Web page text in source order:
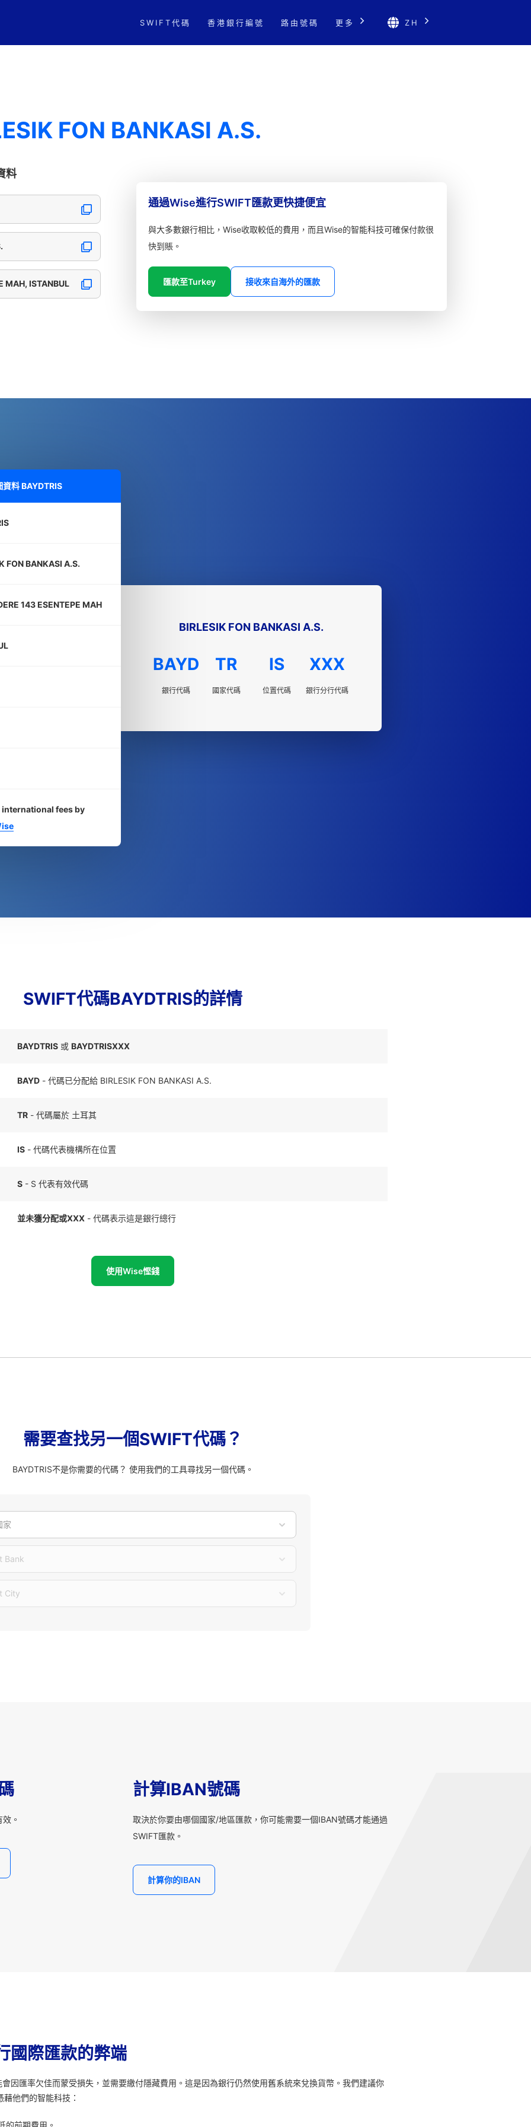
SWIFT代碼 香港銀行編號 路由號碼 更多 ZH
FON BANKASI A.S.
料
MAH, ISTANBUL
通過Wise進行SWIFT匯款更快捷便宜
與大多數銀行相比，Wise收取較低的費用，而且Wise的智能科技可確保付款很
快到賬。
匯款至Turkey 接收來自海外的匯款
資料BAYDTRIS
FON BANKASI A.S.
143 ESENTEPE MAH
international fees by
BIRLESIK FON BANKASI A.S.
BAYD
銀行代碼
TR
國家代碼
IS
位置代碼
XXX
銀行分行代碼
SWIFT代碼BAYDTRIS的詳情
BAYDTRIS 或 BAYDTRISXXX
BAYD - 代碼已分配給 BIRLESIK FON BANKASI A.S.
TR - 代碼屬於 土耳其
IS - 代碼代表機構所在位置
S - S 代表有效代碼
並未獲分配或XXX - 代碼表示這是銀行總行
使用Wise慳錢
需要查找另一個SWIFT代碼？
BAYDTRIS不是你需要的代碼？ 使用我們的工具尋找另一個代碼。
家
Bank
City
。
計算IBAN號碼
取決於你要由哪個國家/地區匯款，你可能需要一個IBAN號碼才能通過
SWIFT匯款。
計算你的IBAN
國際匯款的弊端
因匯率欠佳而蒙受損失，並需要繳付隱藏費用。這是因為銀行仍然使用舊系統來兌換貨幣。我們建議你
藉他們的智能科技：
的前期費用。